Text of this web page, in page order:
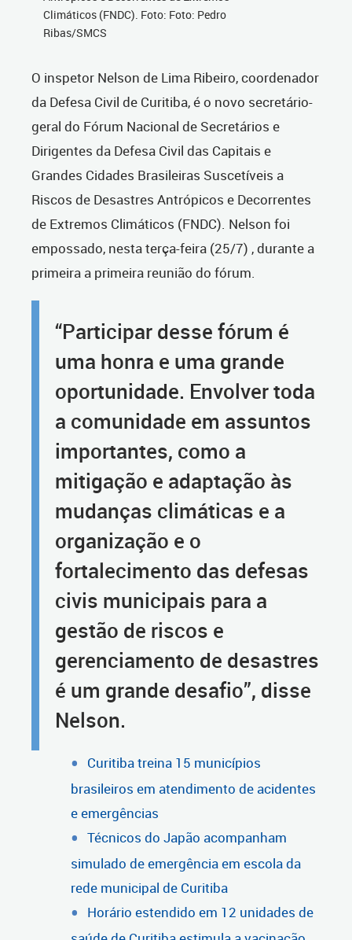
Climáticos (FNDC). Foto: Foto: Pedro
Ribas/SMCS
O inspetor Nelson de Lima Ribeiro, coordenador
da Defesa Civil de Curitiba, é o novo secretário-
geral do Fórum Nacional de Secretários e
Dirigentes da Defesa Civil das Capitais e
Grandes Cidades Brasileiras Suscetíveis a
Riscos de Desastres Antrópicos e Decorrentes
de Extremos Climáticos (FNDC). Nelson foi
empossado, nesta terça-feira (25/7) , durante a
primeira a primeira reunião do fórum.
“Participar desse fórum é
uma honra e uma grande
oportunidade. Envolver toda
a comunidade em assuntos
importantes, como a
mitigação e adaptação às
mudanças climáticas e a
organização e o
fortalecimento das defesas
civis municipais para a
gestão de riscos e
gerenciamento de desastres
é um grande desafio”, disse
Nelson.
Curitiba treina 15 municípios
brasileiros em atendimento de acidentes
e emergências
Técnicos do Japão acompanham
simulado de emergência em escola da
rede municipal de Curitiba
Horário estendido em 12 unidades de